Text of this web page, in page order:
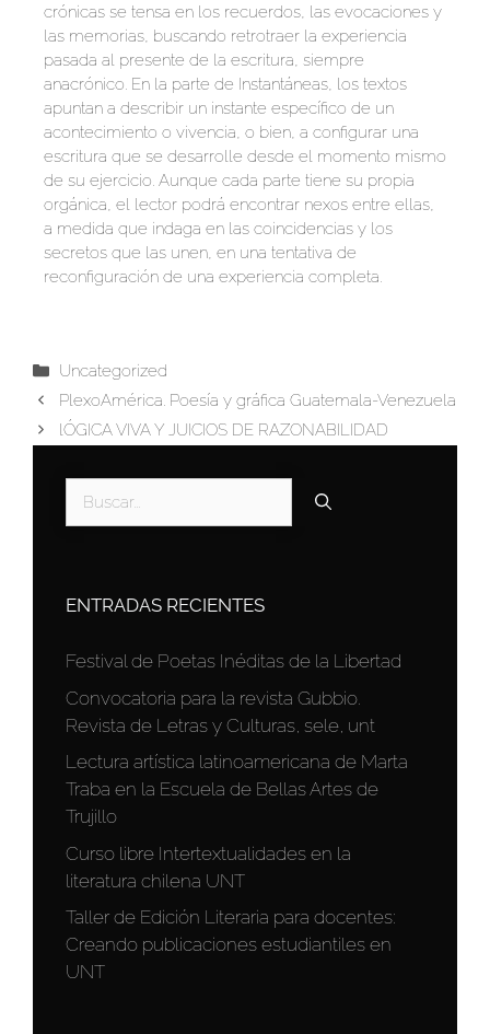
crónicas se tensa en los recuerdos, las evocaciones y
las memorias, buscando retrotraer la experiencia
pasada al presente de la escritura, siempre
anacrónico. En la parte de Instantáneas, los textos
apuntan a describir un instante específico de un
acontecimiento o vivencia, o bien, a configurar una
escritura que se desarrolle desde el momento mismo
de su ejercicio. Aunque cada parte tiene su propia
orgánica, el lector podrá encontrar nexos entre ellas,
a medida que indaga en las coincidencias y los
secretos que las unen, en una tentativa de
reconfiguración de una experiencia completa.
Uncategorized
PlexoAmérica. Poesía y gráfica Guatemala-Venezuela
lÓGICA VIVA Y JUICIOS DE RAZONABILIDAD
ENTRADAS RECIENTES
Festival de Poetas Inéditas de la Libertad
Convocatoria para la revista Gubbio.
Revista de Letras y Culturas, sele, unt
Lectura artística latinoamericana de Marta
Traba en la Escuela de Bellas Artes de
Trujillo
Curso libre Intertextualidades en la
literatura chilena UNT
Taller de Edición Literaria para docentes:
Creando publicaciones estudiantiles en
UNT